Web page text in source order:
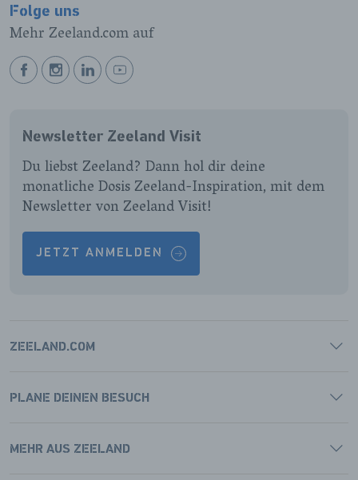
Folge uns
Mehr Zeeland.com auf
BEKIJK
PAGINA
BEKIJK
PAGINA
BEKIJK
PAGINA
BEKIJK
PAGINA
Newsletter Zeeland Visit
Du liebst Zeeland? Dann hol dir deine
monatliche Dosis Zeeland-Inspiration, mit dem
Newsletter von Zeeland Visit!
JETZT ANMELDEN
ZEELAND.COM
PLANE DEINEN BESUCH
MEHR AUS ZEELAND